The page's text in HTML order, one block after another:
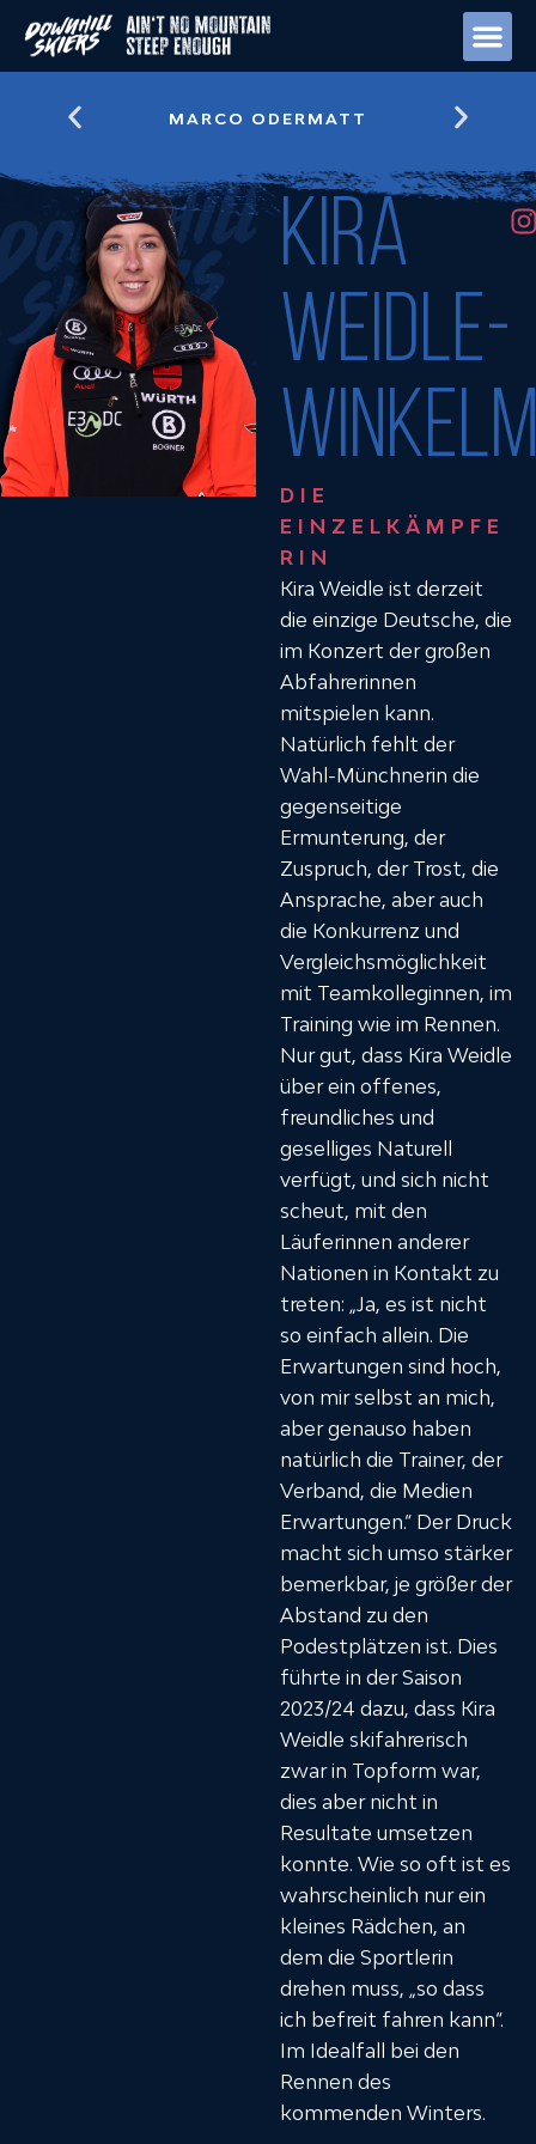
Inhalt
springen
MARCO ODERMATT
KIRA
WEIDLE-
I
DIE
EINZELKÄMPFE
RIN
Kira Weidle ist derzeit
die einzige Deutsche, die
im Konzert der großen
Abfahrerinnen
mitspielen kann.
Natürlich fehlt der
Wahl-Münchnerin die
gegenseitige
Ermunterung, der
Zuspruch, der Trost, die
Ansprache, aber auch
die Konkurrenz und
Vergleichsmöglichkeit
mit Teamkolleginnen, im
Training wie im Rennen.
Nur gut, dass Kira Weidle
über ein offenes,
freundliches und
geselliges Naturell
verfügt, und sich nicht
scheut, mit den
Läuferinnen anderer
Nationen in Kontakt zu
treten: „Ja, es ist nicht
so einfach allein. Die
Erwartungen sind hoch,
von mir selbst an mich,
aber genauso haben
natürlich die Trainer, der
Verband, die Medien
Erwartungen.“ Der Druck
macht sich umso stärker
bemerkbar, je größer der
Abstand zu den
Podestplätzen ist. Dies
führte in der Saison
2023/24 dazu, dass Kira
Weidle skifahrerisch
zwar in Topform war,
dies aber nicht in
Resultate umsetzen
konnte. Wie so oft ist es
wahrscheinlich nur ein
kleines Rädchen, an
dem die Sportlerin
drehen muss, „so dass
ich befreit fahren kann“.
Im Idealfall bei den
Rennen des
kommenden Winters.